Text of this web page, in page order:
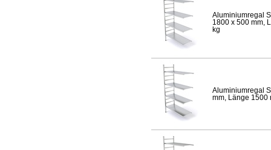
Aluminiumregal
1800 x 500 mm,
kg
Aluminiumregal
mm, Länge 1500